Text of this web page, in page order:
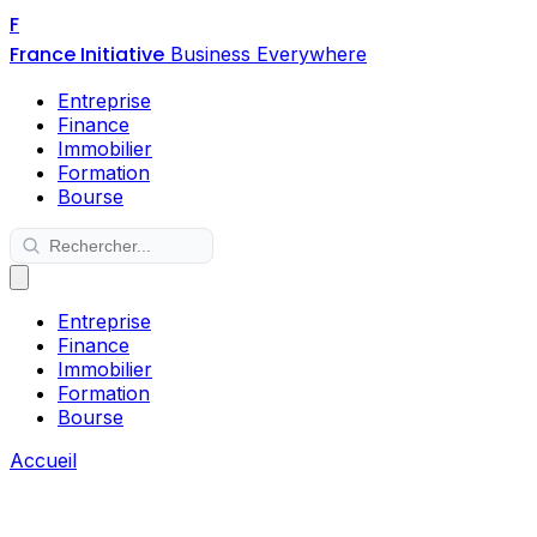
F
France Initiative Business Everywhere
Entreprise
Finance
Immobilier
Formation
Bourse
Entreprise
Finance
Immobilier
Formation
Bourse
Accueil